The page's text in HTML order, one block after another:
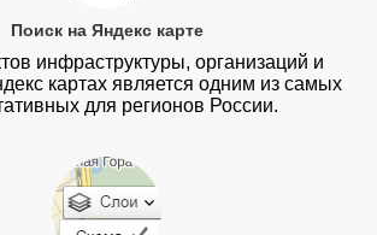
Поиск на Яндекс карте
инфраструктуры, организаций и
картах является одним из самых
для регионов России.